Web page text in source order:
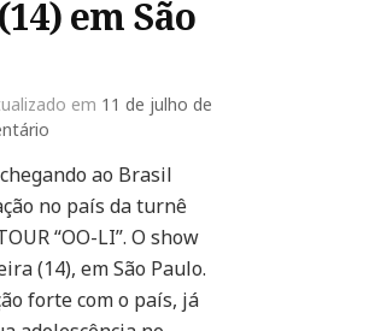
em São
em 11 de julho de
em
WOODZ
WORLD
TOUR
LI”:
WOODZ
ao Brasil
no país da turnê
“OO-LI”. O show
(14), em São Paulo.
forte com o país, já